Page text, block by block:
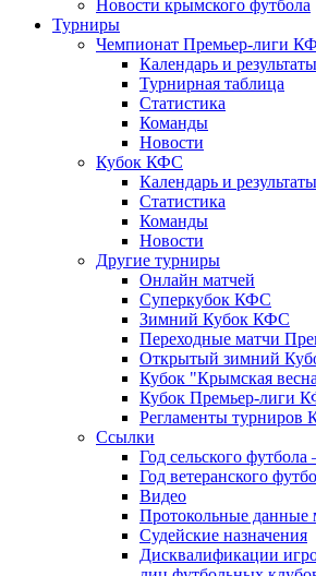
Новости крымского футбола
Турниры
Чемпионат Премьер-лиги
Календарь и
Турнирная таблица
Статистика
Команды
Новости
Кубок КФС
Календарь и
Статистика
Команды
Новости
Другие турниры
Онлайн матчей
Суперкубок КФС
Зимний Кубок КФС
Переходные матчи
Открытый зимний
Кубок "Крымская
Кубок Премьер-лиги
Регламенты турниров
Ссылки
Год сельского футбола
Год ветеранского
Видео
Протокольные данные
Судейские назначения
Дисквалификации